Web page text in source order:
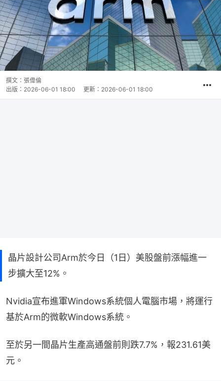
撰文： 張偉倫
出版： 2026-06-01 18:00 更新： 2026-06-01 18:00
晶片設計公司Arm於今日（1日）美股盤前漲幅進一
步擴大至12%。
Nvidia宣布進軍Windows系統個人電腦市場，將運行
基於Arm的微軟Windows系統。
至於另一間晶片生產高通盤前則跌7.7%，報231.61美
元。